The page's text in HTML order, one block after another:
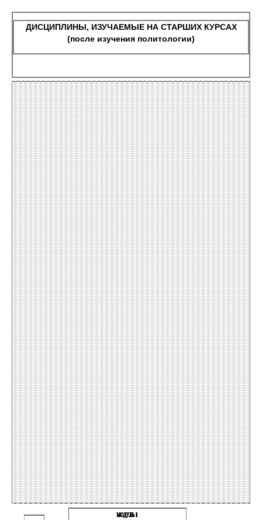
ДИСЦИПЛИНЫ, ИЗУЧАЕМЫЕ НА СТАРШИХ КУРСАХ
(после изучения политологии)